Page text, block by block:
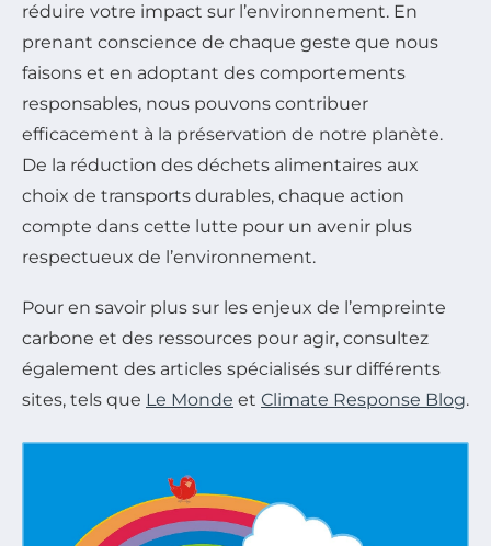
réduire votre impact sur l’environnement. En
prenant conscience de chaque geste que nous
faisons et en adoptant des comportements
responsables, nous pouvons contribuer
efficacement à la préservation de notre planète.
De la réduction des déchets alimentaires aux
choix de transports durables, chaque action
compte dans cette lutte pour un avenir plus
respectueux de l’environnement.
Pour en savoir plus sur les enjeux de l’empreinte
carbone et des ressources pour agir, consultez
également des articles spécialisés sur différents
sites, tels que Le Monde et Climate Response Blog.